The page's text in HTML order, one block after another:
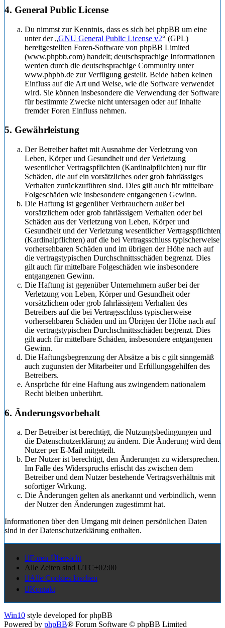
4. General Public License
Du nimmst zur Kenntnis, dass es sich bei phpBB um eine
unter der „GNU General Public License v2“ (GPL)
bereitgestellten Foren-Software von phpBB Limited
(www.phpbb.com) handelt; deutschsprachige Informationen
werden durch die deutschsprachige Community unter
www.phpbb.de zur Verfügung gestellt. Beide haben keinen
Einfluss auf die Art und Weise, wie die Software verwendet
wird. Sie können insbesondere die Verwendung der Software
für bestimmte Zwecke nicht untersagen oder auf Inhalte
fremder Foren Einfluss nehmen.
5. Gewährleistung
Der Betreiber haftet mit Ausnahme der Verletzung von
Leben, Körper und Gesundheit und der Verletzung
wesentlicher Vertragspflichten (Kardinalpflichten) nur für
Schäden, die auf ein vorsätzliches oder grob fahrlässiges
Verhalten zurückzuführen sind. Dies gilt auch für mittelbare
Folgeschäden wie insbesondere entgangenen Gewinn.
Die Haftung ist gegenüber Verbrauchern außer bei
vorsätzlichem oder grob fahrlässigem Verhalten oder bei
Schäden aus der Verletzung von Leben, Körper und
Gesundheit und der Verletzung wesentlicher Vertragspflichten
(Kardinalpflichten) auf die bei Vertragsschluss typischerweise
vorhersehbaren Schäden und im übrigen der Höhe nach auf
die vertragstypischen Durchschnittsschäden begrenzt. Dies
gilt auch für mittelbare Folgeschäden wie insbesondere
entgangenen Gewinn.
Die Haftung ist gegenüber Unternehmern außer bei der
Verletzung von Leben, Körper und Gesundheit oder
vorsätzlichem oder grob fahrlässigem Verhalten des
Betreibers auf die bei Vertragsschluss typischerweise
vorhersehbaren Schäden und im Übrigen der Höhe nach auf
die vertragstypischen Durchschnittsschäden begrenzt. Dies
gilt auch für mittelbare Schäden, insbesondere entgangenen
Gewinn.
Die Haftungsbegrenzung der Absätze a bis c gilt sinngemäß
auch zugunsten der Mitarbeiter und Erfüllungsgehilfen des
Betreibers.
Ansprüche für eine Haftung aus zwingendem nationalem
Recht bleiben unberührt.
6. Änderungsvorbehalt
Der Betreiber ist berechtigt, die Nutzungsbedingungen und
die Datenschutzerklärung zu ändern. Die Änderung wird dem
Nutzer per E-Mail mitgeteilt.
Der Nutzer ist berechtigt, den Änderungen zu widersprechen.
Im Falle des Widerspruchs erlischt das zwischen dem
Betreiber und dem Nutzer bestehende Vertragsverhältnis mit
sofortiger Wirkung.
Die Änderungen gelten als anerkannt und verbindlich, wenn
der Nutzer den Änderungen zugestimmt hat.
Informationen über den Umgang mit deinen persönlichen Daten
sind in der Datenschutzerklärung enthalten.
Foren-Übersicht
Alle Zeiten sind UTC+02:00
Alle Cookies löschen
Kontakt
Win10 style developed for phpBB
Powered by phpBB® Forum Software © phpBB Limited